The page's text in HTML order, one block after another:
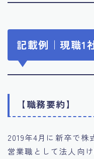
記載例｜現職1
【職務要約】
2019年4月に新卒で株
営業職として法人向